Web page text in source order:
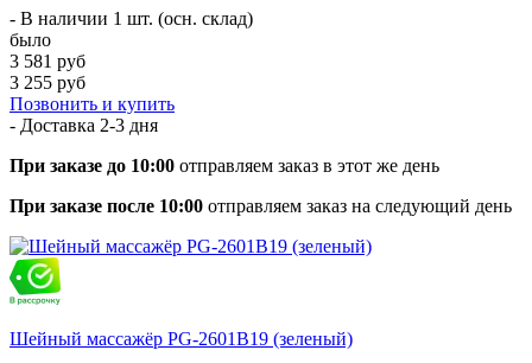
- В наличии 1 шт. (осн. склад)
было
3 581 руб
3 255 руб
Позвонить и купить
- Доставка 2-3 дня
При заказе до 10:00 отправляем заказ в этот же день
При заказе после 10:00 отправляем заказ на следующий день
Шейный массажёр PG-2601B19 (зеленый)